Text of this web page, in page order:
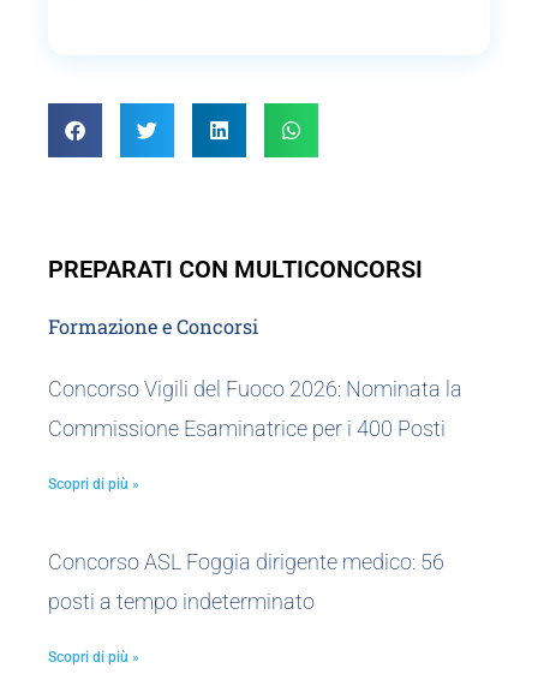
PREPARATI CON MULTICONCORSI
Formazione e Concorsi
Concorso Vigili del Fuoco 2026: Nominata la
Commissione Esaminatrice per i 400 Posti
Scopri di più »
Concorso ASL Foggia dirigente medico: 56
posti a tempo indeterminato
Scopri di più »